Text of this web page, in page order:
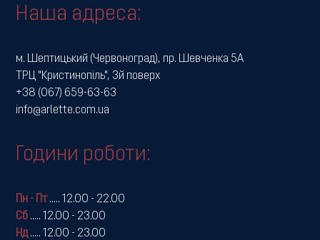
Наша адреса:
м. Шептицький (Червоноград), пр. Шевченка 5А
ТРЦ "Кристинопіль", 3й поверх
+38 (067) 659-63-63
info@arlette.com.ua
Години роботи:
Пн - Пт.....
12.00 - 22.00
Сб .....
12.00 - 23.00
Нд..... 12.00 - 23.00